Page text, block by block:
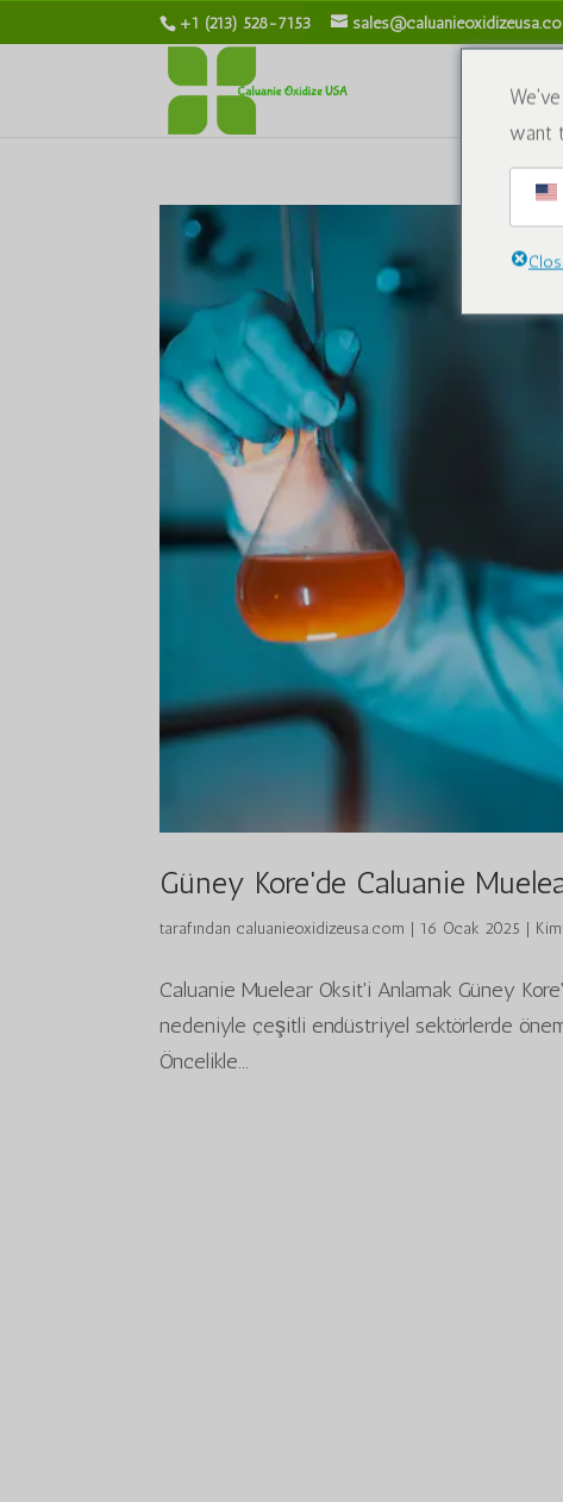
+1 (213) 528-7153
Güney Kore'de Caluanie
tarafından caluanieoxidizeusa.com | 16 Ocak 2025 |
Caluanie Muelear Oksit'i Anlamak Güney
nedeniyle çeşitli endüstriyel sektörlerde
Öncelikle...
want